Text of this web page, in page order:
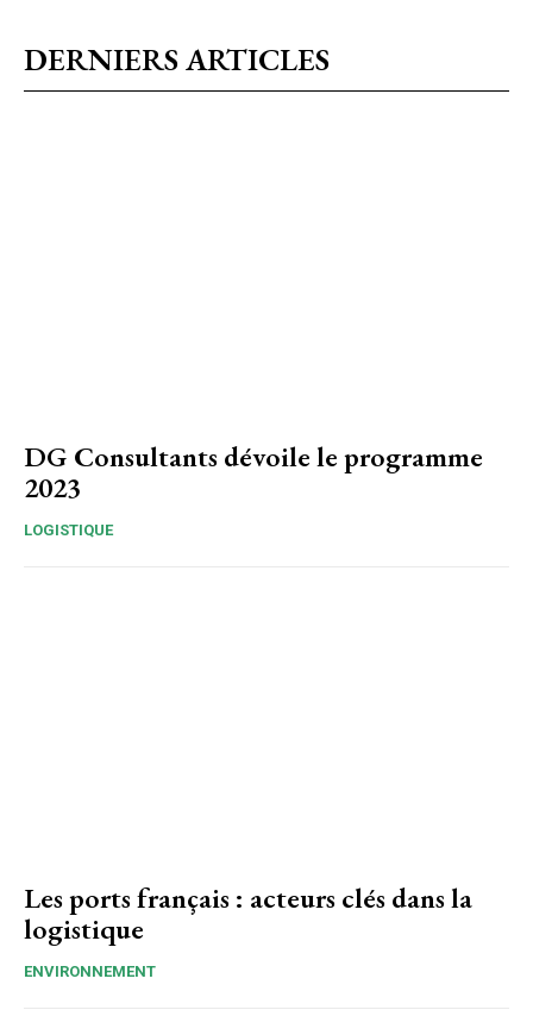
DERNIERS ARTICLES
DG Consultants dévoile le programme
2023
LOGISTIQUE
Les ports français : acteurs clés dans la
logistique
ENVIRONNEMENT